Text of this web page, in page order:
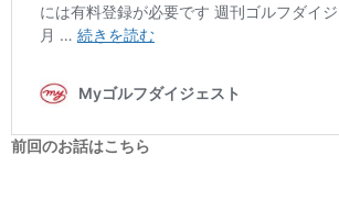
前回のお話はこちら